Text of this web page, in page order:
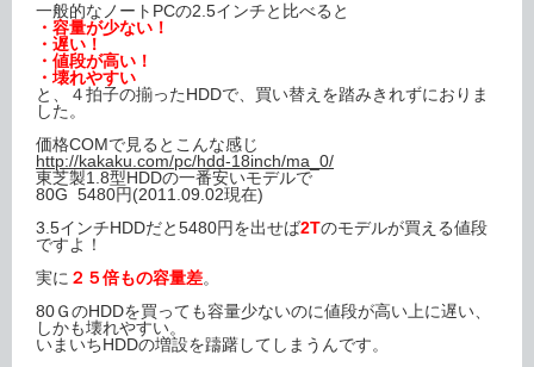
一般的なノートPCの2.5インチと比べると
・容量が少ない！
・遅い！
・値段が高い！
・壊れやすい
と、４拍子の揃ったHDDで、買い替えを踏みきれずにおりま
した。
価格COMで見るとこんな感じ
http://kakaku.com/pc/hdd-18inch/ma_0/
東芝製1.8型HDDの一番安いモデルで
80G 5480円(2011.09.02現在)
3.5インチHDDだと5480円を出せば2Tのモデルが買える値段
ですよ！
実に ２５倍もの容量差。
80ＧのHDDを買っても容量少ないのに値段が高い上に遅い、
しかも壊れやすい。
いまいちHDDの増設を躊躇してしまうんです。